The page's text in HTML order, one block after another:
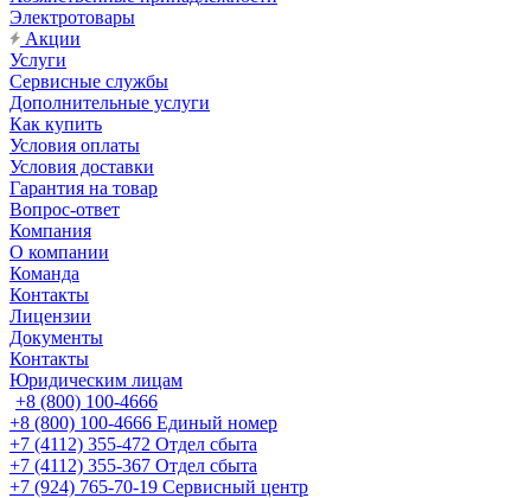
Электротовары
Акции
Услуги
Сервисные службы
Дополнительные услуги
Как купить
Условия оплаты
Условия доставки
Гарантия на товар
Вопрос-ответ
Компания
О компании
Команда
Контакты
Лицензии
Документы
Контакты
Юридическим лицам
+8 (800) 100-4666
+8 (800) 100-4666 Единый номер
+7 (4112) 355-472 Отдел сбыта
+7 (4112) 355-367 Отдел сбыта
+7 (924) 765-70-19 Сервисный центр